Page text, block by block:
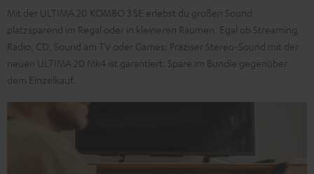
Mit der ULTIMA 20 KOMBO 3 SE erlebst du großen Sound
platzsparend im Regal oder in kleineren Räumen. Egal ob Streaming,
Radio, CD, Sound am TV oder Games: Präziser Stereo-Sound mit der
neuen ULTIMA 20 Mk4 ist garantiert. Spare im Bundle gegenüber
dem Einzelkauf.